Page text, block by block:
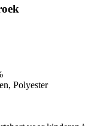
Polyester